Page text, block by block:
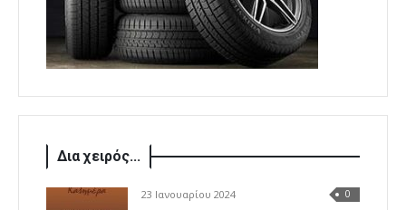
Δια χειρός...
23 Ιανουαρίου 2024 0